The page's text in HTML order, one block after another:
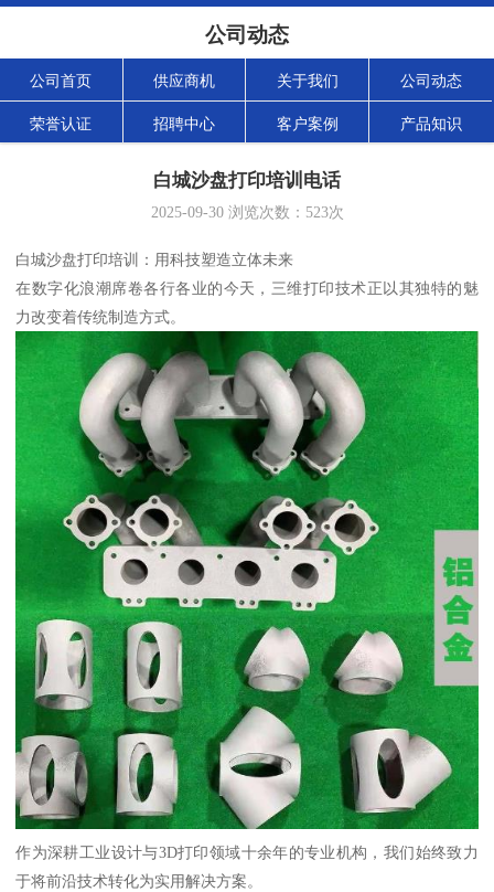
公司动态
公司首页 供应商机 关于我们 公司动态
荣誉认证 招聘中心 客户案例 产品知识
白城沙盘打印培训电话
2025-09-30浏览次数： 523次
白城沙盘打印培训：用科技塑造立体未来
在数字化浪潮席卷各行各业的今天，三维打印技术正以其独特的魅
力改变着传统制造方式。
作为深耕工业设计与3D打印领域十余年的专业机构，我们始终致力
于将前沿技术转化为实用解决方案。